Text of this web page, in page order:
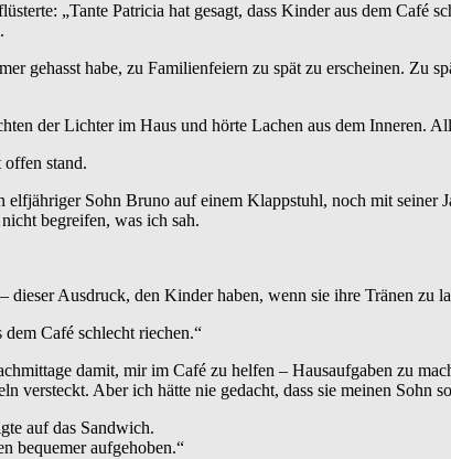
„Tante Patricia hat gesagt, dass Kinder aus dem
gehasst habe, zu Familienfeiern zu spät zu erscheinen. Zu
der Lichter im Haus und hörte Lachen aus dem Inneren.
offen stand.
Sohn Bruno auf einem Klappstuhl, noch mit
begreifen, was ich sah.
Ausdruck, den Kinder haben, wenn sie ihre Tränen zu
dem Café schlecht riechen.“
damit, mir im Café zu helfen – Hausaufgaben zu
versteckt. Aber ich hätte nie gedacht, dass sie meinen Sohn
auf das Sandwich.
bequemer aufgehoben.“